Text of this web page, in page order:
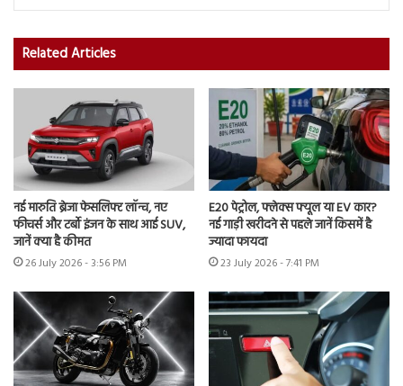
Related Articles
नई मारुति ब्रेजा फेसलिफ्ट लॉन्च, नए
फीचर्स और टर्बो इंजन के साथ आई SUV,
जानें क्या है कीमत
26 July 2026 - 3:56 PM
E20 पेट्रोल, फ्लेक्स फ्यूल या EV कार?
नई गाड़ी खरीदने से पहले जानें किसमें है
ज्यादा फायदा
23 July 2026 - 7:41 PM